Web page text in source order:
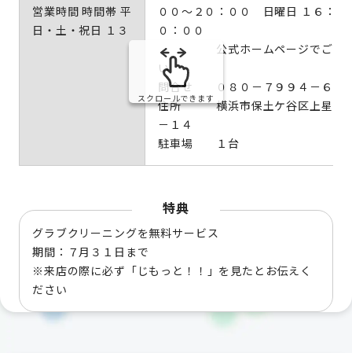
営業時間 時間帯 平
日・土・祝日 １３
００～２０：００ 日曜日 １６：０
０：００
公式ホームページでご確認
い
問合せ ０８０－７９９４－６５
住所 横浜市保土ケ谷区上星川
－１４
駐車場 １台
スクロールできます
特典
グラブクリーニングを無料サービス
期間：７月３１日まで
※来店の際に必ず「じもっと！！」を見たとお伝えく
ださい